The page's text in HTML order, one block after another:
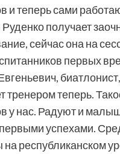
и теперь сами
Руденко получает
сейчас она на
первых
тренером теперь.
у нас. Радуют и
успехами.
на республиканском